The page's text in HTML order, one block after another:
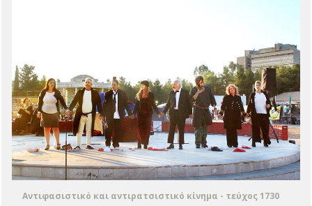
Αντιφασιστικό και αντιρατσιστικό κίνημα - τεύχος 1730